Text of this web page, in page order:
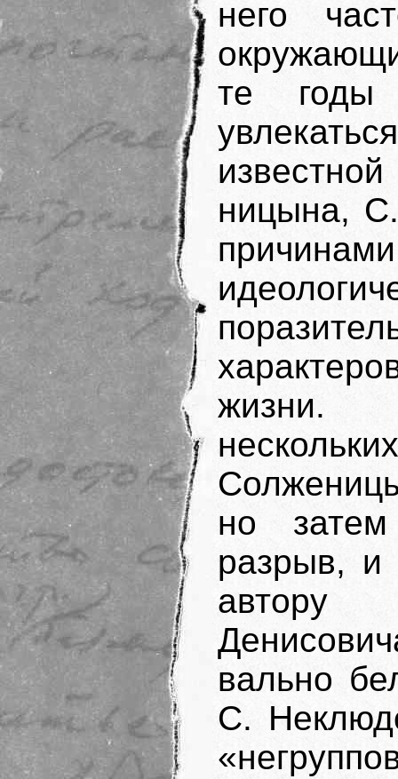
него
те годы
ницына,
жизни.
но
разрыв, и
вально
С.